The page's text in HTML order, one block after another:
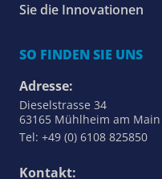
Sie die Innovationen
SO FINDEN SIE UNS
Adresse:
Dieselstrasse 34
63165 Mühlheim am Main
Tel: +49 (0) 6108 825850
Kontakt: